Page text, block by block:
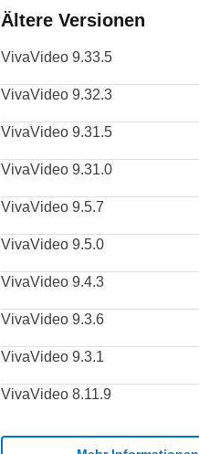
Ältere Versionen
VivaVideo 9.33.5
VivaVideo 9.32.3
VivaVideo 9.31.5
VivaVideo 9.31.0
VivaVideo 9.5.7
VivaVideo 9.5.0
VivaVideo 9.4.3
VivaVideo 9.3.6
VivaVideo 9.3.1
VivaVideo 8.11.9